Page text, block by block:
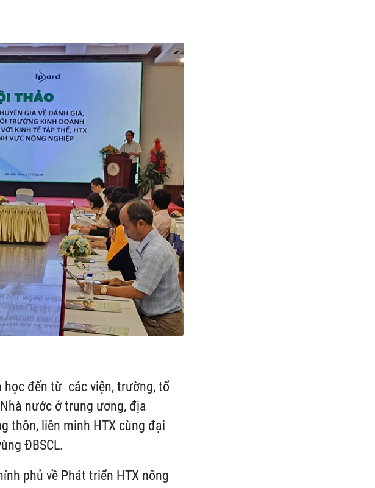
học đến từ các viện, trường, tổ
nước ở trung ương, địa
thôn, liên minh HTX cùng đại
ĐBSCL.
phủ về Phát triển HTX nông